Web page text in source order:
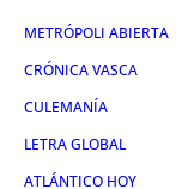
METRÓPOLI ABIERTA
CRÓNICA VASCA
CULEMANÍA
LETRA GLOBAL
ATLÁNTICO HOY